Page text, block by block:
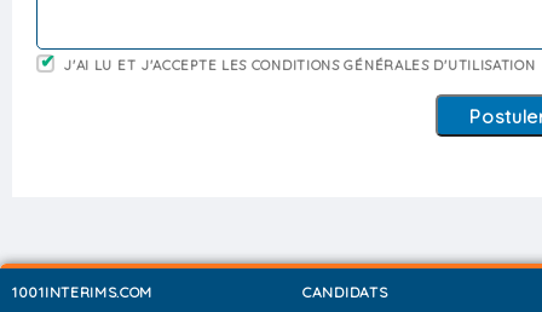
J'AI LU ET J'ACCEPTE LES CONDITIONS GÉNÉRALES D'UTILISATION
1001INTERIMS.COM
CANDIDATS